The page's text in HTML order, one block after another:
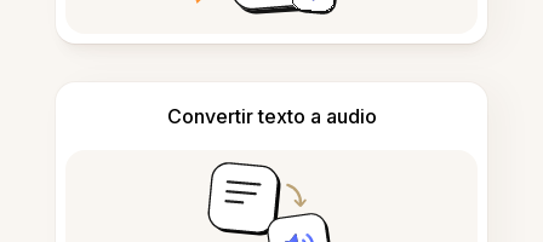
Convertir texto a audio